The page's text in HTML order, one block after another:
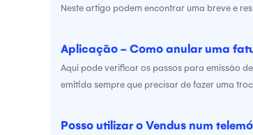
Neste artigo podem encontrar uma breve e
Aplicação - Como anular uma
Aqui pode verificar os passos para emissão
emitida sempre que precisar de fazer uma
Posso utilizar o Vendus num